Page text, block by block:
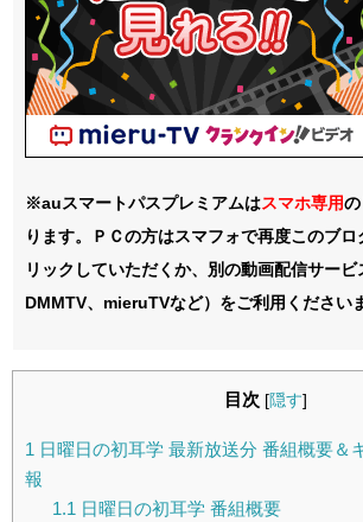
※auスマートパスプレミアムはスマホ専用
ります。ＰＣの方はスマフォで再度このブロ
リックしていただくか、別の動画配信サービ
DMMTV、mieruTVなど）をご利用ください
目次 [隠す]
1 日曜日の初耳学 最新放送分 番組概要＆
報
1.1 日曜日の初耳学 番組概要